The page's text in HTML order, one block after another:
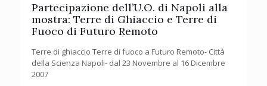
Partecipazione dell’U.O. di Napoli alla
mostra: Terre di Ghiaccio e Terre di
Fuoco di Futuro Remoto
Terre di ghiaccio Terre di fuoco a Futuro Remoto- Città
della Scienza Napoli- dal 23 Novembre al 16 Dicembre
2007